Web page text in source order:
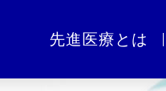
先進医療とは